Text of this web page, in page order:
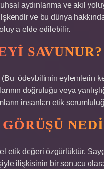
aydınlanma ve akıl
ve bu dünya
elde edilebilir.
SAVUNUR?
(Bu, ödevbilimin eylemlerin
doğruluğu veya
insanları etik
etik değeri özgürlüktür.
ilişkisinin bir sonucu